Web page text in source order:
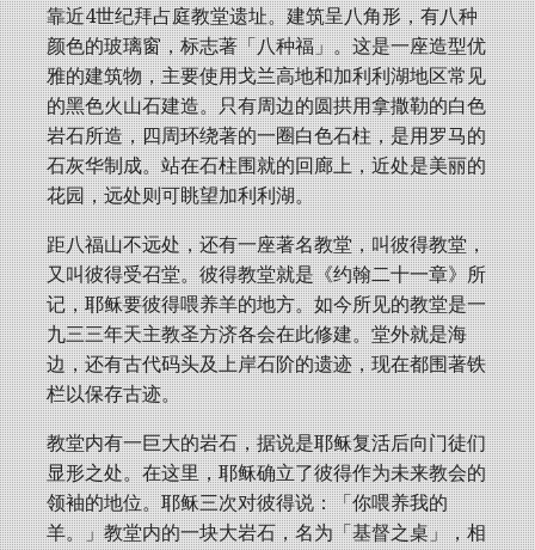
靠近4世纪拜占庭教堂遗址。建筑呈八角形，有八种
颜色的玻璃窗，标志著「八种福」。这是一座造型优
雅的建筑物，主要使用戈兰高地和加利利湖地区常见
的黑色火山石建造。只有周边的圆拱用拿撒勒的白色
岩石所造，四周环绕著的一圈白色石柱，是用罗马的
石灰华制成。站在石柱围就的回廊上，近处是美丽的
花园，远处则可眺望加利利湖。
距八福山不远处，还有一座著名教堂，叫彼得教堂，
又叫彼得受召堂。彼得教堂就是《约翰二十一章》所
记，耶稣要彼得喂养羊的地方。如今所见的教堂是一
九三三年天主教圣方济各会在此修建。堂外就是海
边，还有古代码头及上岸石阶的遗迹，现在都围著铁
栏以保存古迹。
教堂内有一巨大的岩石，据说是耶稣复活后向门徒们
显形之处。在这里，耶稣确立了彼得作为未来教会的
领袖的地位。耶稣三次对彼得说：「你喂养我的
羊。」教堂内的一块大岩石，名为「基督之桌」，相